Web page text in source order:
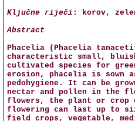
Ključne riječi : korov,
Abstract
Phacelia (Phacelia
characteristic small,
cultivated species for
erosion, phacelia is sown
pedohygiene. It can be
nectar and pollen in the
flowers, the plant or crop
flowering can last up to
field crops, vegetable,